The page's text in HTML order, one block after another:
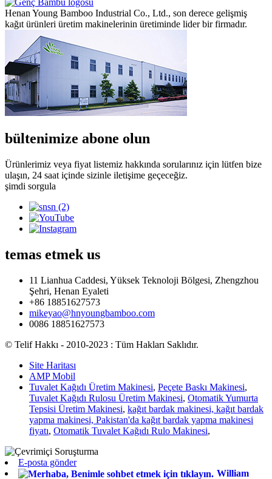
Henan Young Bamboo Industrial Co., Ltd., son derece gelişmiş
kağıt ürünleri üretim makinelerinin üretiminde lider bir firmadır.
bültenimize abone olun
Ürünlerimiz veya fiyat listemiz hakkında sorularınız için lütfen bize
ulaşın, 24 saat içinde sizinle iletişime geçeceğiz.
şimdi sorgula
temas etmek us
11 Lianhua Caddesi, Yüksek Teknoloji Bölgesi, Zhengzhou
Şehri, Henan Eyaleti
+86 18851627573
mikeyao@hnyoungbamboo.com
0086 18851627573
© Telif Hakkı - 2010-2023 : Tüm Hakları Saklıdır.
Site Haritası
AMP Mobil
Tuvalet Kağıdı Üretim Makinesi, Peçete Baskı Makinesi,
Tuvalet Kağıdı Rulosu Üretim Makinesi, Otomatik Yumurta
Tepsisi Üretim Makinesi, kağıt bardak makinesi, kağıt bardak
yapma makinesi, Pakistan'da kağıt bardak yapma makinesi
fiyatı, Otomatik Tuvalet Kağıdı Rulo Makinesi,
E-posta gönder
William